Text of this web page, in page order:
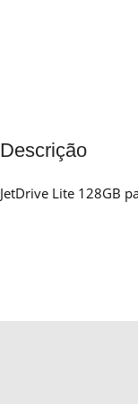
Descrição
JetDrive Lite 128GB